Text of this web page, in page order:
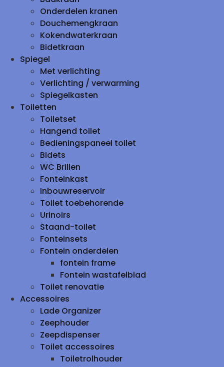
Onderdelen kranen
Douchemengkraan
Kokendwaterkraan
Bidetkraan
Spiegel
Met verlichting
Verlichting / verwarming
Spiegelkasten
Toiletten
Toiletset
Hangend toilet
Bedieningspaneel toilet
Bidets
WC Brillen
Fonteinkast
Inbouwreservoir
Toilet toebehorende
Urinoirs
Staand-toilet
Fonteinsets
Fontein onderdelen
fontein frame
Fontein wastafelblad
Toilet renovatie
Accessoires
Lade Organizer
Zeephouder
Zeepdispenser
Toilet accessoires
Toiletrolhouder